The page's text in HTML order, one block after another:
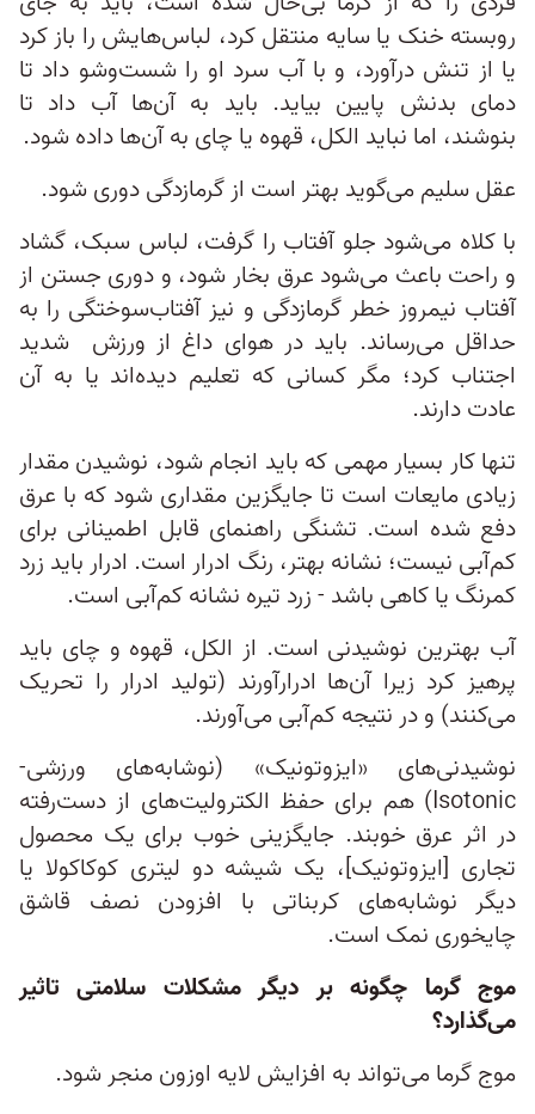
روبسته خنک یا سایه منتقل کرد، لباس‌هایش را باز کرد
یا از تنش درآورد، و با آب سرد او را شست‌وشو داد تا
دمای بدنش پایین بیاید. باید به آن‌ها آب داد تا
بنوشند، اما نباید الکل، قهوه یا چای به آن‌ها داده شود.
عقل سلیم می‌گوید بهتر است از گرمازدگی دوری شود.
با کلاه می‌شود جلو آفتاب را گرفت، لباس سبک، گشاد
و راحت باعث می‌شود عرق بخار شود، و دوری جستن از
آفتاب نیمروز خطر گرمازدگی و نیز آفتاب‌سوختگی را به
حداقل می‌رساند. باید در هوای داغ از ورزش شدید
اجتناب کرد؛ مگر کسانی که تعلیم دیده‌اند یا به آن
عادت دارند.
تنها کار بسیار مهمی که باید انجام شود، نوشیدن مقدار
زیادی مایعات است تا جایگزین مقداری شود که با عرق
دفع شده است. تشنگی راهنمای قابل اطمینانی برای
کم‌آبی نیست؛ نشانه بهتر، رنگ ادرار است. ادرار باید زرد
کمرنگ یا کاهی باشد - زرد تیره نشانه کم‌‌‌آبی است.
آب بهترین نوشیدنی است. از الکل، قهوه و چای باید
پرهیز کرد زیرا آن‌ها ادرارآورند (تولید ادرار را تحریک
می‌کنند) و در نتیجه کم‌آبی می‌آورند.
نوشیدنی‌های «ایزوتونیک» (نوشابه‌های ورزشی-
Isotonic) هم برای حفظ الکترولیت‌های از دست‌رفته
در اثر عرق خوبند. جایگزینی خوب برای یک محصول
تجاری [ایزوتونیک]، یک شیشه دو لیتری کوکا‌کولا یا
دیگر نوشابه‌های کربناتی با افزودن نصف قاشق
چایخوری نمک است.
موج گرما چگونه بر دیگر مشکلات سلامتی تاثیر
می‌گذارد؟
موج گرما می‌تواند به افزایش لایه اوزون منجر شود.